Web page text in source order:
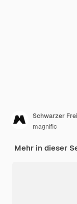
Schwarzer
magnific
Mehr in dieser